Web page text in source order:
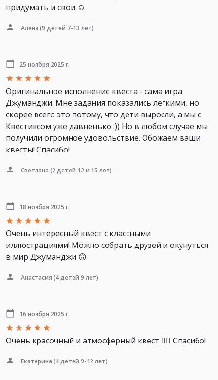
придумать и свои ☺
Алёна (9 детей 7-13 лет)
25 ноября 2025 г.
Оригинальное исполнение квеста - сама игра
Джуманджи. Мне задания показались легкими, но
скорее всего это потому, что дети выросли, а мы с
Квестиксом уже давненько :)) Но в любом случае мы
получили огромное удовольствие. Обожаем ваши
квесты! Спасибо!
Светлана (2 детей 12 и 15 лет)
18 ноября 2025 г.
Очень интересный квест с классными
иллюстрациями! Можно собрать друзей и окунуться
в мир Джуманджи 🙃
Анастасия (4 детей 9 лет)
16 ноября 2025 г.
Очень красочный и атмосферный квест 👍🏻 Спасибо!
Екатерина (4 детей 9-12 лет)